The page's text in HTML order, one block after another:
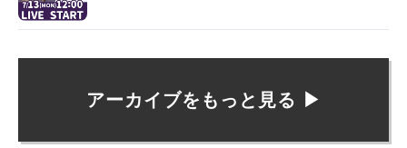
アーカイブをもっと見る ▶︎